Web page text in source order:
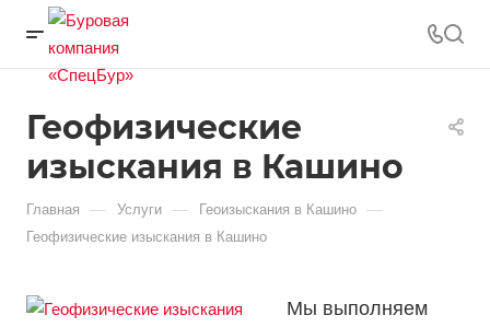
Геофизические
изыскания в Кашино
Главная — Услуги — Геоизыскания в Кашино —
Геофизические изыскания в Кашино
Мы выполняем